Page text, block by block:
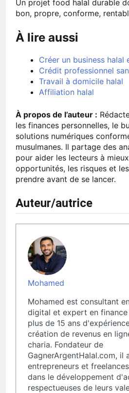
Un projet food halal durable
bon, propre, conforme,
À lire aussi
Créer un business halal
Crédit professionnel
Travail à domicile halal
Affiliation halal
À propos de l’auteur :
les finances personnelles, le
solutions numériques
musulmanes. Il partage des
pour aider les lecteurs à
opportunités, les risques et
prendre avant de se lancer.
Auteur/autrice
Mohamed
Mohamed est consultant
digital et expert en finance
plus de 15 ans
création de revenus en
charia. Fondateur de
GagnerArgentHalal.com, il
entrepreneurs et
dans le développement
respectueuses de leurs